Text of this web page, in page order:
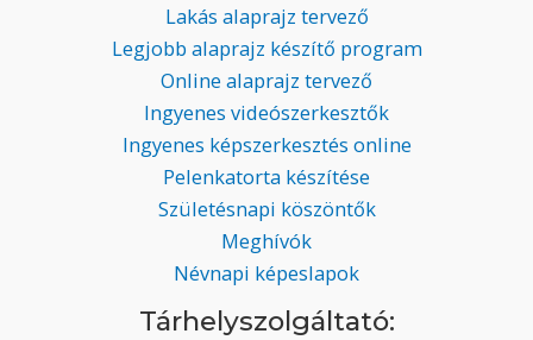
Lakás alaprajz tervező
Legjobb alaprajz készítő program
Online alaprajz tervező
Ingyenes videószerkesztők
Ingyenes képszerkesztés online
Pelenkatorta készítése
Születésnapi köszöntők
Meghívók
Névnapi képeslapok
Tárhelyszolgáltató: